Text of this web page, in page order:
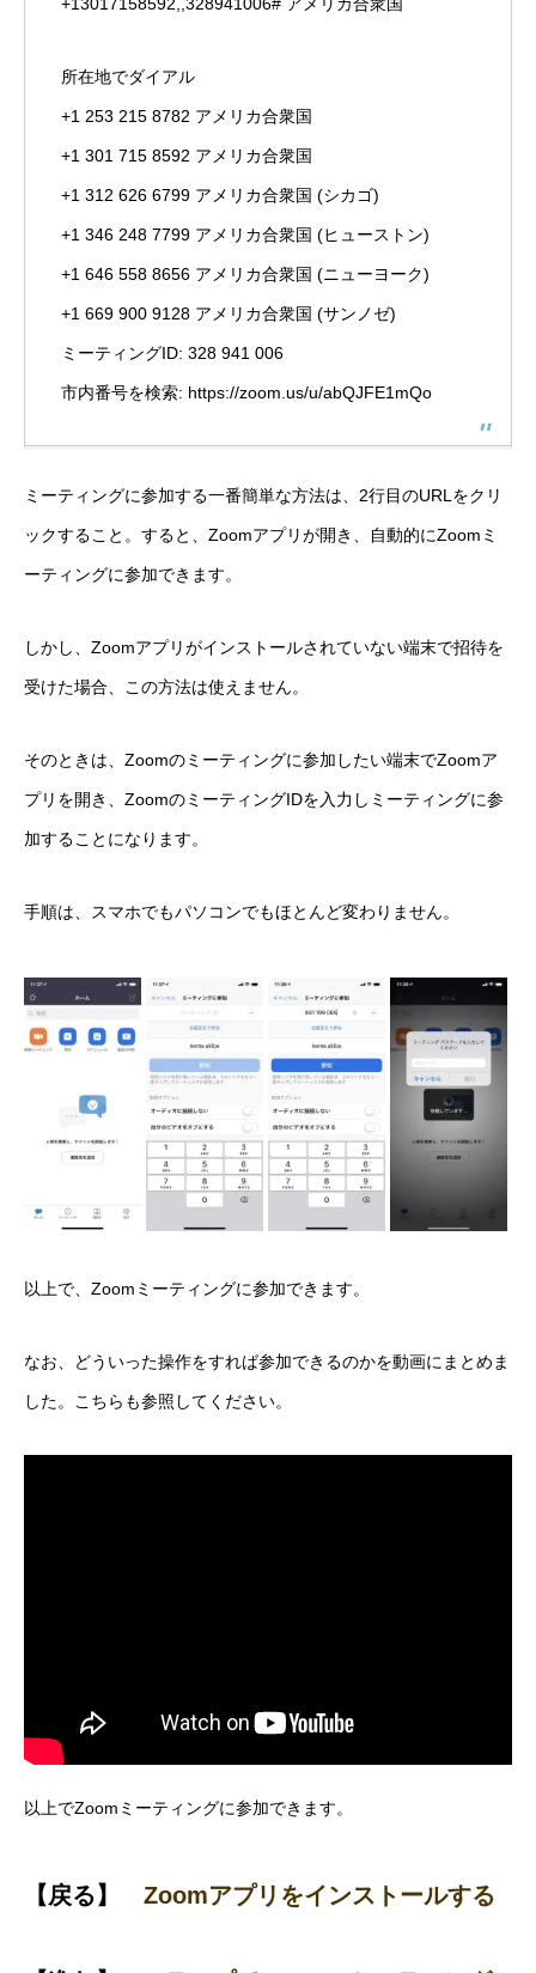
所在地でダイアル
+1 253 215 8782 アメリカ合衆国
+1 301 715 8592 アメリカ合衆国
+1 312 626 6799 アメリカ合衆国 (シカゴ)
+1 346 248 7799 アメリカ合衆国 (ヒューストン)
+1 646 558 8656 アメリカ合衆国 (ニューヨーク)
+1 669 900 9128 アメリカ合衆国 (サンノゼ)
ミーティングID: 328 941 006
市内番号を検索: https://zoom.us/u/abQJFE1mQo
ミーティングに参加する一番簡単な方法は、2行目のURLをクリ
ックすること。すると、Zoomアプリが開き、自動的にZoomミ
ーティングに参加できます。
しかし、Zoomアプリがインストールされていない端末で招待を
受けた場合、この方法は使えません。
そのときは、Zoomのミーティングに参加したい端末でZoomア
プリを開き、ZoomのミーティングIDを入力しミーティングに参
加することになります。
手順は、スマホでもパソコンでもほとんど変わりません。
以上で、Zoomミーティングに参加できます。
なお、どういった操作をすれば参加できるのかを動画にまとめま
した。こちらも参照してください。
以上でZoomミーティングに参加できます。
【戻る】 Zoomアプリをインストールする